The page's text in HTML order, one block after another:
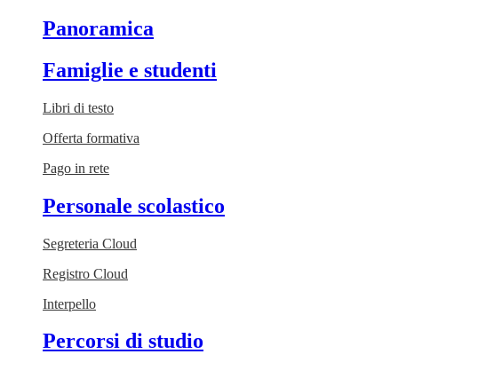
Panoramica
Famiglie e studenti
Libri di testo
Offerta formativa
Pago in rete
Personale scolastico
Segreteria Cloud
Registro Cloud
Interpello
Percorsi di studio